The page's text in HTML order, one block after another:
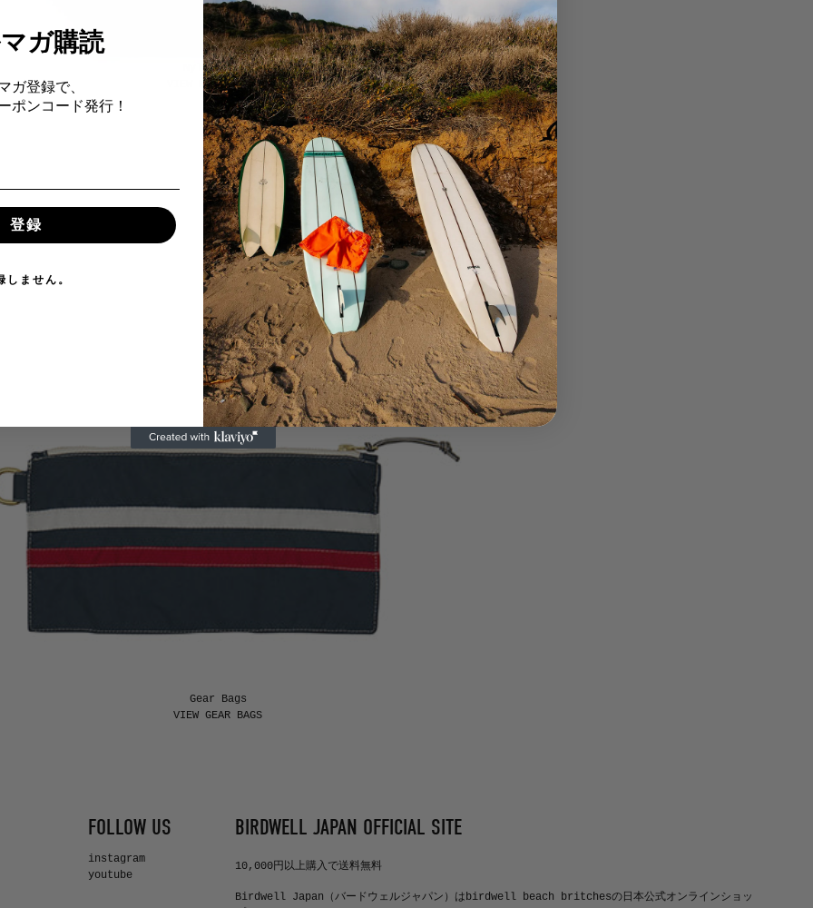
Nylon Totes
Gear Bags
BIRDWELL JAPAN OFFICIAL SITE
10,000円以上購入で送料無料
Birdwell Japan（バードウェルジャパン）はbirdwell beach britchesの日本公式オンラインショッ
FOLLOW US
instagram
youtube
ガ購読
ガ登録で、
ポンコード発行！
登録
しません。